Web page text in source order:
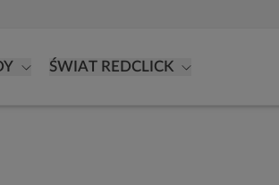
ŚWIAT REDCLICK